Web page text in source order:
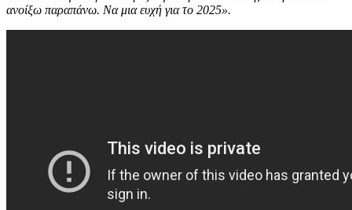
ανοίξω παραπάνω. Να μια ευχή για το 2025».